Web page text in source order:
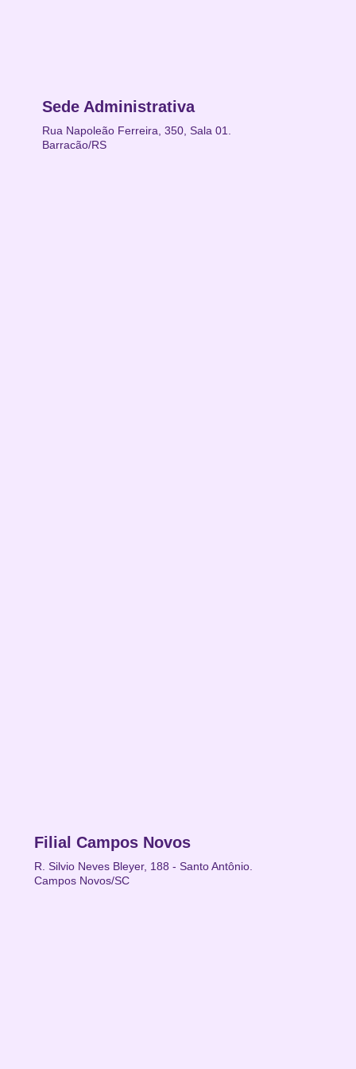
Sede Administrativa
Rua Napoleão Ferreira, 350, Sala 01.
Barracão/RS
Filial Campos Novos
R. Silvio Neves Bleyer, 188 - Santo Antônio.
Campos Novos/SC